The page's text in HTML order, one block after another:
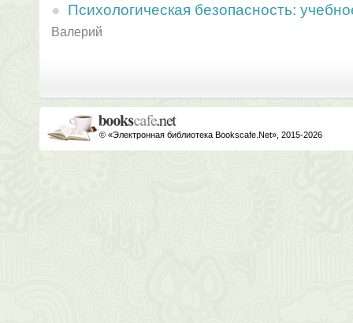
Психологическая безопасность:
Валерий
© «Электронная библиотека Bookscafe.Net», 2015-2026